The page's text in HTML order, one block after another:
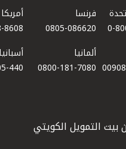
0-
فرنسا
0805-086620
8608
ألمانيا
0800-181-7080
أسبانيا
440
بيت التمويل الكويتي